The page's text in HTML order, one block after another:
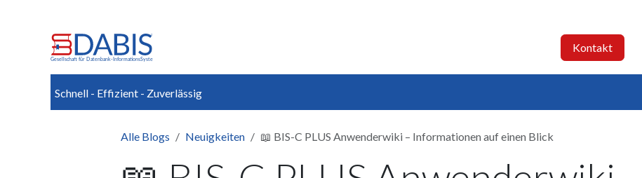
Kontakt
Schnell - Effizient - Zuverlässig
Alle Blogs Neuigkeiten 📖 BIS-C PLUS Anwenderwiki – Informationen auf einen Blick